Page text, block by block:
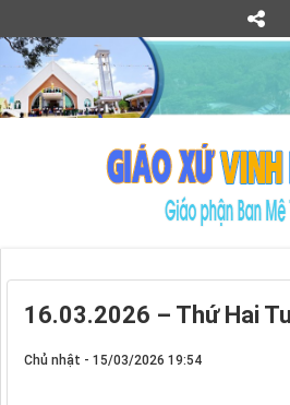
16.03.2026 – Thứ Hai
Chủ nhật - 15/03/2026 19:54